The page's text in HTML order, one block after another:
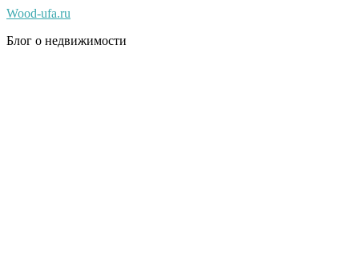
Wood-ufa.ru
Блог о недвижимости